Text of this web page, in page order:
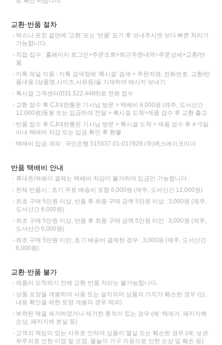
교환·반품 절차
박스나 포장 겉면에 '교환' 또는 '반품' 표기 후 보내주시면 보다 빠른 처리가
가능합니다.
직접 접수 : 홈페이지 로그인>주문조회>최근주문내역>주문상세>교환/반
품
카톡 채널 이용 : 카톡 검색창에 '록시걸' 검색 > 주문자명, 전화번호, 교환/반
품내용 (상품명,사이즈,사유등)을 기재하여 메시지 보내기
록시걸 고객센터(031.522.4488)로 전화 접수
교환 접수 후 CJ대한통운 기사님 방문 > 택배비 6,000원 (제주, 도서산간
12,000원)동봉 또는 입금하여 전달 > 록시걸 도착>제품 검수 후 교환 출고
반품 접수 후 CJ대한통운 기사님 방문 > 록시걸 도착 > 제품 검수 후 4~5일
이내 택배비 차감 또는 입금 확인 후 환불
택배비 입금 계좌 : 국민은행 515537-01-017828 (주)에스에이코리아
반품 택배비 안내
휴대폰/쓱페이 결제는 택배비 차감이 불가하여 입금만 가능합니다.
전체 반품시 : 초기 무료 배송비 포함 6,000원 (제주, 도서산간 12,000원)
최초 구매 5만원 이상, 반품 후 최종 구매 금액 5만원 이상 : 3,000원 (제주,
도서산간 6,000원)
최초 구매 5만원 이상, 반품 후 최종 구매 금액 5만원 미만 : 3,000원 (제주,
도서산간 6,000원)
최초 구매 5만원 미만, 초기 배송비 결제한 경우 : 3,000원 (제주, 도서산간
6,000원)
교환·반품 불가
제품이 도착하기 전에 교환·반품 처리는 불가능합니다.
상품 포장을 개봉하여 사용 또는 설치되어 상품의 가치가 훼손된 경우 (단,
내용 확인을 위한 포장 개봉의 경우 제외)
부착된 택을 제거하였거나 제거한 흔적이 있는 경우 (예: 택제거, 패키지백
손상, 패키지백 분실 등)
고객의 책임이 있는 사유로 인하여 상품이 멸실 또는 훼손된 경우 (예: 보관
부주의로 인한 이염 및 오염, 물놀이 기구 이용으로 인한 손상 및 훼손 등)